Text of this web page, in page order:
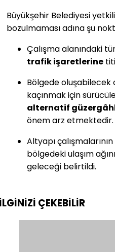
Büyükşehir Belediyesi
bozulmaması adına şu
Çalışma alanındaki
trafik işaretlerine
Bölgede oluşabilecek
kaçınmak için
alternatif
önem arz etmektedir.
Altyapı
bölgedeki ulaşım
geleceği belirtildi.
ÇEKEBİLİR